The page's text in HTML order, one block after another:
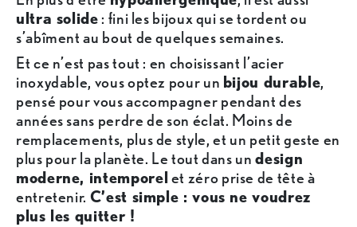
ultra solide : fini les bijoux qui se tordent ou
s’abîment au bout de quelques semaines.
Et ce n’est pas tout : en choisissant l’acier
inoxydable, vous optez pour un bijou durable,
pensé pour vous accompagner pendant des
années sans perdre de son éclat. Moins de
remplacements, plus de style, et un petit geste en
plus pour la planète. Le tout dans undesign
moderne, intemporelet zéro prise de tête à
entretenir. C’est simple : vous ne voudrez
plus les quitter !